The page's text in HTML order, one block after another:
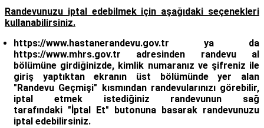
Randevunuzu iptal edebilmek için aşağıdaki seçenekleri
kullanabilirsiniz.
https://www.hastanerandevu.gov.tr ya da
https://www.mhrs.gov.tr adresinden randevu al
bölümüne girdiğinizde, kimlik numaranız ve şifreniz ile
giriş yaptıktan ekranın üst bölümünde yer alan
"Randevu Geçmişi" kısmından randevularınızı görebilir,
iptal etmek istediğiniz randevunun sağ
tarafındaki "İptal Et" butonuna basarak randevunuzu
iptal edebilirsiniz.